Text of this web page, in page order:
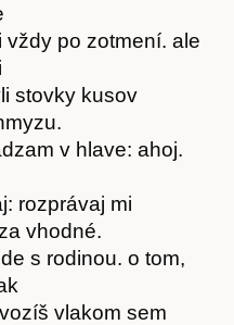
po zotmení. ale
stovky kusov
v hlave: ahoj.
rozprávaj mi
vhodné.
s rodinou. o tom,
vlakom sem